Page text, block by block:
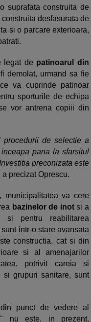
suprafata construita de
desfasurata de
si o parcare exterioara,
legat de patinoarul din
demolat, urmand sa fie
va cuprinde patinoar
sporturile de echipa
vor antrena copiii din
de selectie a
pana la sfarsitul
preconizata este
a precizat Oprescu.
municipalitatea va cere
bazinelor de inotsi a
si pentru reabilitarea
intr-o stare avansata
constructia, cat si din
si al amenajarilor
potrivit careia si
si grupuri sanitare, sunt
punct de vedere al
nu este, in prezent,